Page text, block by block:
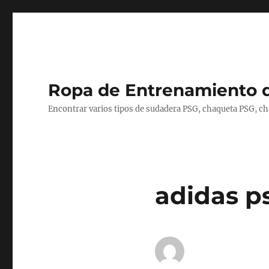
Ropa de Entrenamiento
Encontrar varios tipos de sudadera PSG, chaqueta PSG,
adidas